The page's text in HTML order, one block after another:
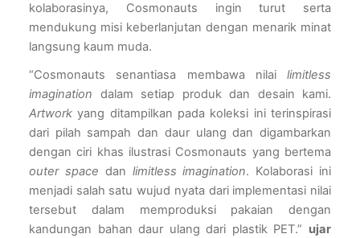
kolaborasinya, Cosmonauts ingin turut serta
mendukung misi keberlanjutan dengan menarik minat
langsung kaum muda.
“Cosmonauts senantiasa membawa nilai limitless
imagination
Artwork yang ditampilkan pada koleksi ini terinspirasi
dari pilah sampah dan daur ulang dan digambarkan
outer space dan limitless imagination. Kolaborasi ini
menjadi salah satu wujud nyata dari implementasi nilai
tersebut dalam memproduksi pakaian dengan
kandungan bahan daur ulang dari plastik PET.” ujar